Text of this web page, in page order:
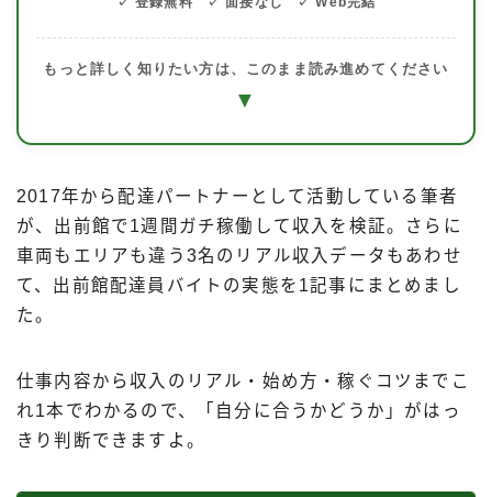
もっと詳しく知りたい方は、このまま読み進めてください
▼
2017年から配達パートナーとして活動している筆者
が、出前館で1週間ガチ稼働して収入を検証。さらに
車両もエリアも違う3名のリアル収入データもあわせ
て、出前館配達員バイトの実態を1記事にまとめまし
た。
仕事内容から収入のリアル・始め方・稼ぐコツまでこ
れ1本でわかるので、「自分に合うかどうか」がはっ
きり判断できますよ。